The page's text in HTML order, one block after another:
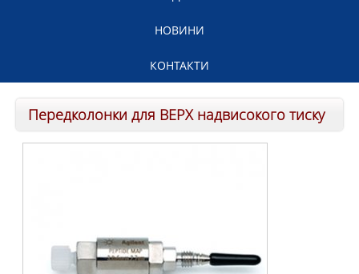
НОВИНИ
КОНТАКТИ
Передколонки для ВЕРХ надвисокого тиску